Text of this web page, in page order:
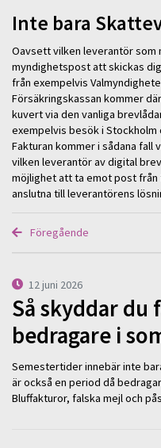
Inte bara
Oavsett vilken leverantör som
myndighetspost att skickas
från exempelvis
Försäkringskassan kommer
kuvert via den vanliga
exempelvis besök i
Fakturan kommer i sådana fall
vilken leverantör av digital
möjlighet att ta emot post
anslutna till leverantörens
Föregående
12 juni 2026
Så skyddar
bedragare i
Semestertider innebär inte
är också en period då
Bluffakturor, falska mejl och